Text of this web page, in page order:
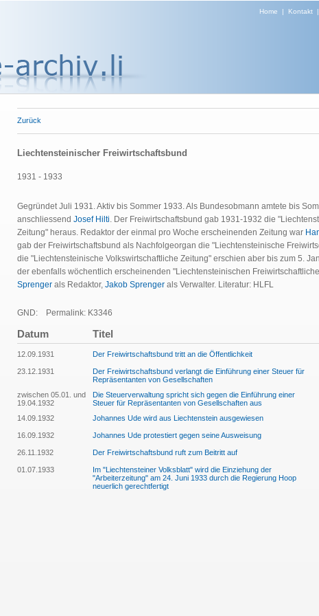
Home | Kontakt|
Zurück
Liechtensteinischer Freiwirtschaftsbund
1931 - 1933
Gegründet Juli 1931. Aktiv bis Sommer 1933. Als Bundesobmann amtete bis
anschliessend Josef Hilti. Der Freiwirtschaftsbund gab 1931-1932 die
Zeitung" heraus. Redaktor der einmal pro Woche erscheinenden Zeitung war
gab der Freiwirtschaftsbund als Nachfolgeorgan die "Liechtensteinische
die "Liechtensteinische Volkswirtschaftliche Zeitung" erschien aber bis zum 5.
der ebenfalls wöchentlich erscheinenden "Liechtensteinischen
Sprenger als Redaktor, Jakob Sprenger als Verwalter. Literatur: HLFL
GND: Permalink: K3346
Datum Titel
12.09.1931 Der Freiwirtschaftsbund tritt an die Öffentlichkeit
23.12.1931
Der Freiwirtschaftsbund verlangt die Einführung einer Steuer für
Repräsentanten von Gesellschaften
zwischen 05.01. und
19.04.1932
Die Steuerverwaltung spricht sich gegen die Einführung einer
Steuer für Repräsentanten von Gesellschaften aus
14.09.1932 Johannes Ude wird aus Liechtenstein ausgewiesen
16.09.1932 Johannes Ude protestiert gegen seine Ausweisung
26.11.1932 Der Freiwirtschaftsbund ruft zum Beitritt auf
01.07.1933
Im "Liechtensteiner Volksblatt" wird die Einziehung der
"Arbeiterzeitung" am 24. Juni 1933 durch die Regierung Hoop
neuerlich gerechtfertigt